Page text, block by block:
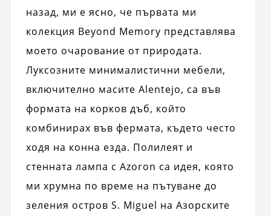
назад, ми е ясно, че първата ми
колекция Beyond Memory представлява
моето очарование от природата.
Луксозните минималистични мебели,
включително масите Alentejo, са във
формата на корков дъб, който
комбинирах във фермата, където често
ходя на конна езда. Полилеят и
стенната лампа с Azoron са идея, която
ми хрумна по време на пътуване до
зеления остров S. Miguel на Азорските